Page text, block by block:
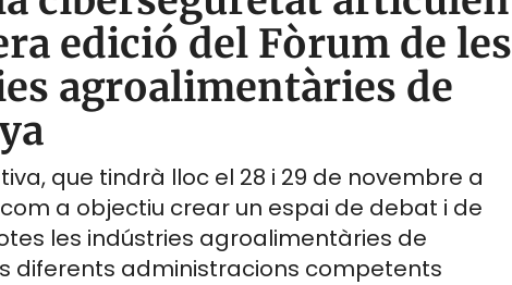
edició del Fòrum de les
agroalimentàries de
que tindrà lloc el 28 i 29 de novembre a
a objectiu crear un espai de debat i de
les indústries agroalimentàries de
diferents administracions competents